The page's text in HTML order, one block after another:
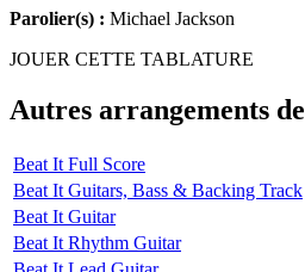
Parolier(s) : Michael Jackson
JOUER CETTE TABLATURE
Autres arrangements de
Beat It Full Score
Beat It Guitars, Bass & Backing Track
Beat It Guitar
Beat It Rhythm Guitar